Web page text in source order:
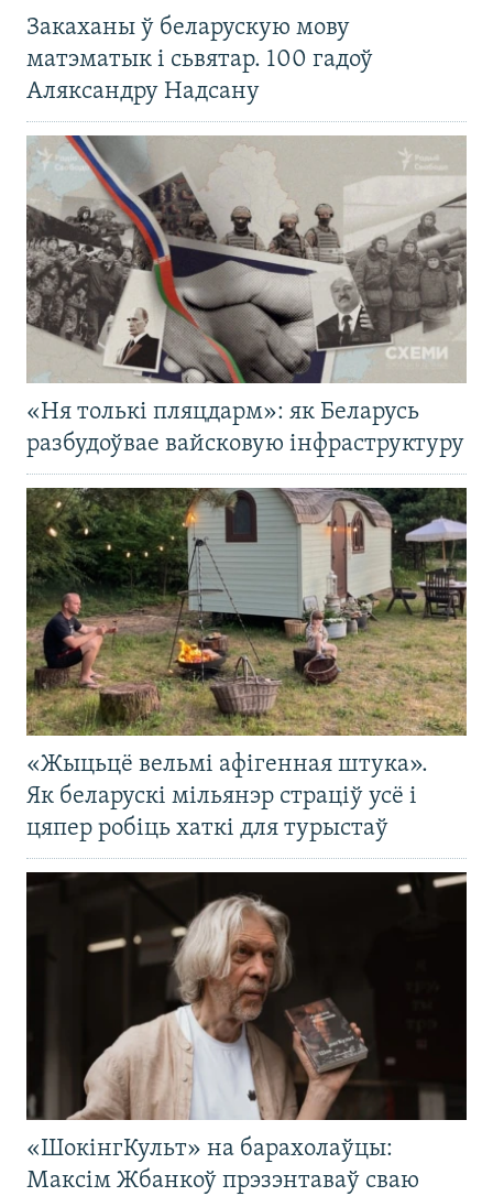
Закаханы ў беларускую мову
матэматык і сьвятар. 100 гадоў
Аляксандру Надсану
«Ня толькі пляцдарм»: як Беларусь
разбудоўвае вайсковую інфраструктуру
«Жыцьцё вельмі афігенная штука».
Як беларускі мільянэр страціў усё і
цяпер робіць хаткі для турыстаў
«ШокінгКульт» на барахолаўцы:
Максім Жбанкоў прэзэнтаваў сваю